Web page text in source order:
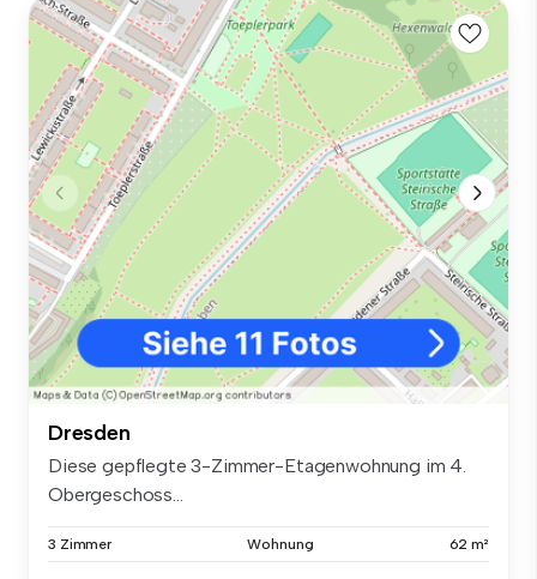
Dresden
Diese gepflegte 3-Zimmer-Etagenwohnung im 4.
Obergeschoss...
3 Zimmer Wohnung 62 m²